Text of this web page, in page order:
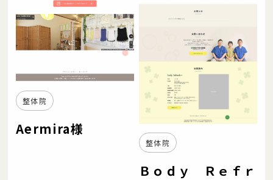
整体院
Aermira様
整体院
Ｂｏｄｙ Ｒｅｆｒ